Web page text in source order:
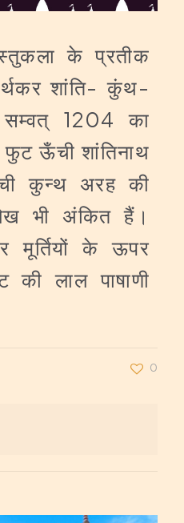
के प्रतीक
शांति- कुंथ-
सम्वत् 1204 का
फुट ऊँची शांतिनाथ
कुन्थ अरह की
भी अंकित हैं।
मूर्तियों के ऊपर
की लाल पाषाणी
0